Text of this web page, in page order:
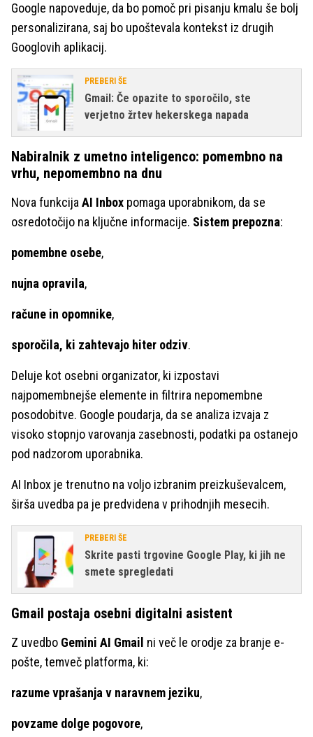
Google napoveduje, da bo pomoč pri pisanju kmalu še bolj
personalizirana, saj bo upoštevala kontekst iz drugih
Googlovih aplikacij.
PREBERI ŠE
Gmail: Če opazite to sporočilo, ste
verjetno žrtev hekerskega napada
Nabiralnik z umetno inteligenco: pomembno na
vrhu, nepomembno na dnu
Nova funkcija AI Inbox pomaga uporabnikom, da se
osredotočijo na ključne informacije. Sistem prepozna:
pomembne osebe,
nujna opravila,
račune in opomnike,
sporočila, ki zahtevajo hiter odziv.
Deluje kot osebni organizator, ki izpostavi
najpomembnejše elemente in filtrira nepomembne
posodobitve. Google poudarja, da se analiza izvaja z
visoko stopnjo varovanja zasebnosti, podatki pa ostanejo
pod nadzorom uporabnika.
AI Inbox je trenutno na voljo izbranim preizkuševalcem,
širša uvedba pa je predvidena v prihodnjih mesecih.
PREBERI ŠE
Skrite pasti trgovine Google Play, ki jih ne
smete spregledati
Gmail postaja osebni digitalni asistent
Z uvedbo Gemini AI Gmail ni več le orodje za branje e-
pošte, temveč platforma, ki:
razume vprašanja v naravnem jeziku,
povzame dolge pogovore,